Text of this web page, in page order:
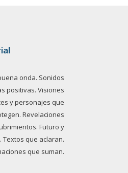
onda. Sonidos
positivas. Visiones
y personajes que
Revelaciones
Futuro y
que aclaran.
que suman.